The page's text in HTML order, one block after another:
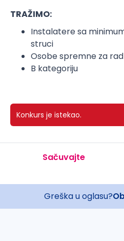
TRAŽIMO:
Instalatere sa
struci
Osobe spremne za
B kategoriju
Konkurs je istekao.
Sačuvajte
Greška u oglasu?